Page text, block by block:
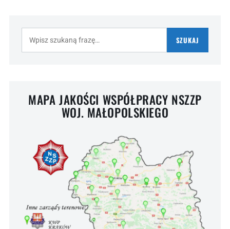
SZUKAJ
MAPA JAKOŚCI WSPÓŁPRACY NSZZP
WOJ. MAŁOPOLSKIEGO